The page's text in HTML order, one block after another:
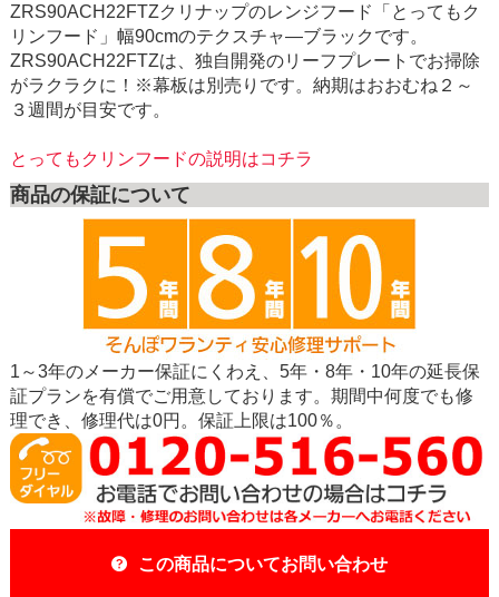
ZRS90ACH22FTZクリナップのレンジフード「とってもク
リンフード」幅90cmのテクスチャ―ブラックです。
ZRS90ACH22FTZは、独自開発のリーフプレートでお掃除
がラクラクに！※幕板は別売りです。納期はおおむね２～
３週間が目安です。
とってもクリンフードの説明はコチラ
商品の保証について
1～3年のメーカー保証にくわえ、5年・8年・10年の延長保
証プランを有償でご用意しております。期間中何度でも修
理でき、修理代は0円。保証上限は100％。
この商品についてお問い合わせ